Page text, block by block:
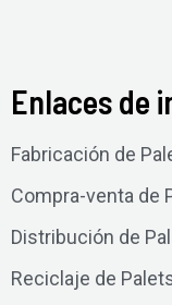
Enlaces de
Fabricación de
Compra-venta de
Distribución de
Reciclaje de